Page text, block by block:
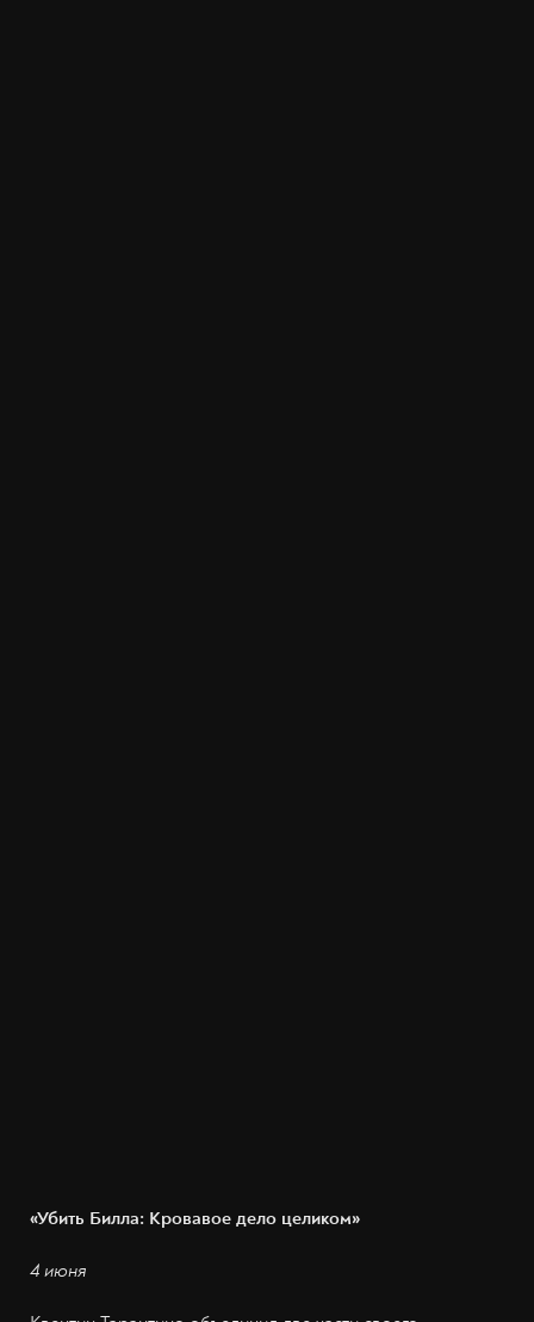
«Убить Билла: Кровавое дело целиком»
4 июня